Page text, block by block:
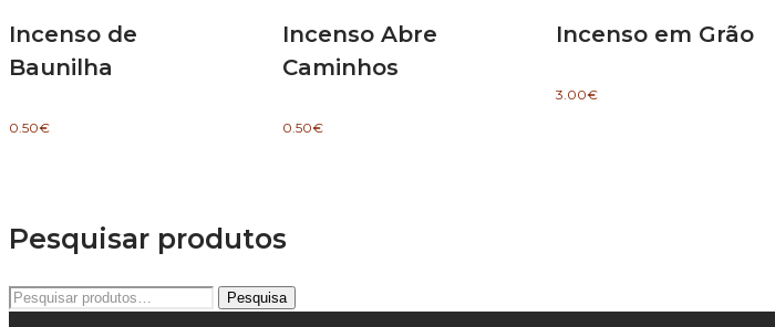
Incenso de
Baunilha
0.50€
Incenso Abre
Caminhos
0.50€
Incenso em Grão
3.00€
Pesquisar produtos
Pesquisar
Pesquisa